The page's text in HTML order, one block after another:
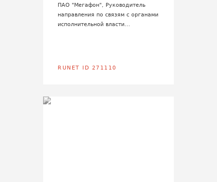
ПАО "Мегафон", Руководитель
направления по связям с органами
исполнительной власти...
RUNET ID 271110